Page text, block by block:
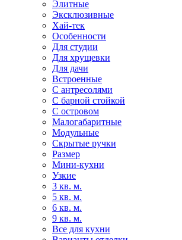
Элитные
Эксклюзивные
Хай-тек
Особенности
Для студии
Для хрущевки
Для дачи
Встроенные
С антресолями
С барной стойкой
С островом
Малогабаритные
Модульные
Скрытые ручки
Размер
Мини-кухни
Узкие
3 кв. м.
5 кв. м.
6 кв. м.
9 кв. м.
Все для кухни